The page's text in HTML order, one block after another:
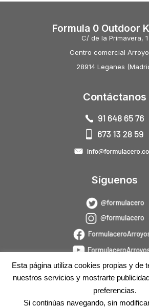
Formula 0 Outdoor
C/ de la Primavera, 1
Centro comercial
28914 Leganes
Contáctanos
Síguenos
Esta página utiliza cookies propias y de
nuestros servicios y mostrarte
preferencias.
Si continúas navegando, sin